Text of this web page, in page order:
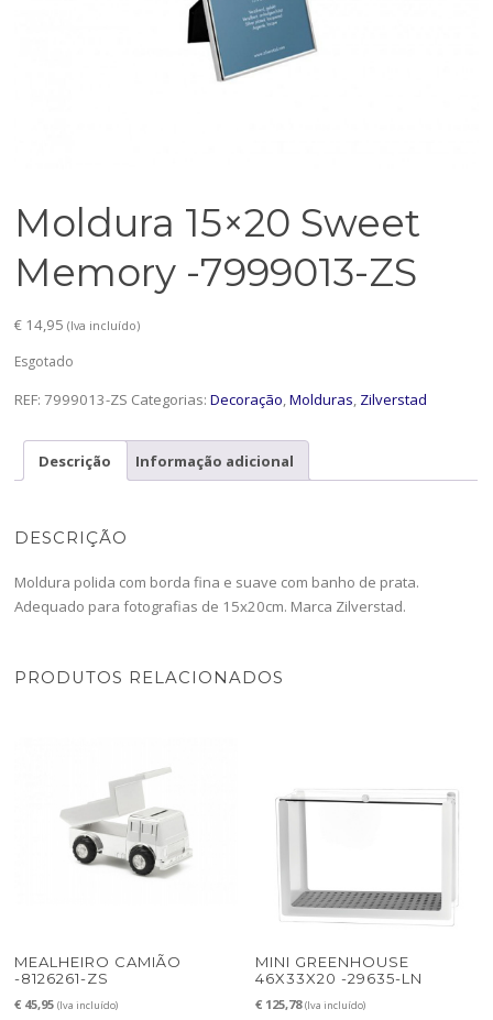
Moldura 15×20 Sweet
Memory -7999013-ZS
€ 14,95 (Iva incluído)
Esgotado
REF:7999013-ZS Categorias:Decoração,Molduras, Zilverstad
Descrição Informação adicional
DESCRIÇÃO
Moldura polida com borda fina e suave com banho de prata.
Adequado para fotografias de 15x20cm. Marca Zilverstad.
PRODUTOS RELACIONADOS
MEALHEIRO CAMIÃO
-8126261-ZS
€ 45,95 (Iva incluído)
MINI GREENHOUSE
46X33X20 -29635-LN
€ 125,78 (Iva incluído)